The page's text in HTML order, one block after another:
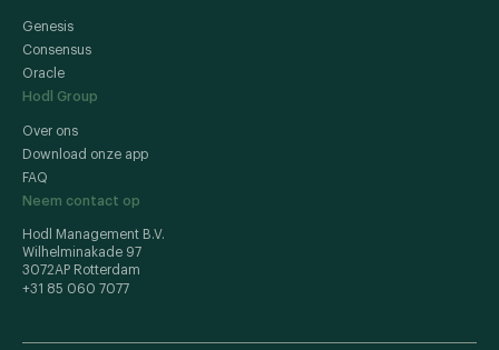
Genesis
Consensus
Oracle
Hodl Group
Over ons
Download onze app
FAQ
Neem contact op
Hodl Management B.V.
Wilhelminakade 97
3072AP Rotterdam
+31 85 060 7077